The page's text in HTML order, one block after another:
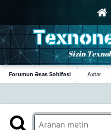
Forumun Əsas Səhifəsi Axtar